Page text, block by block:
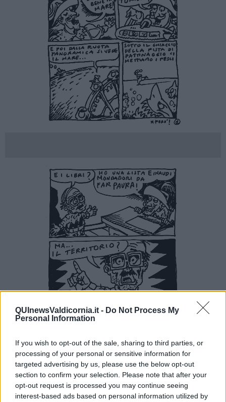
QUInewsValdicornia.it - Do Not Process My
Personal Information
If you wish to opt-out of the sale, sharing to third parties, or
processing of your personal or sensitive information for
targeted advertising by us, please use the below opt-out
section to confirm your selection. Please note that after your
opt-out request is processed you may continue seeing
interest-based ads based on personal information utilized by